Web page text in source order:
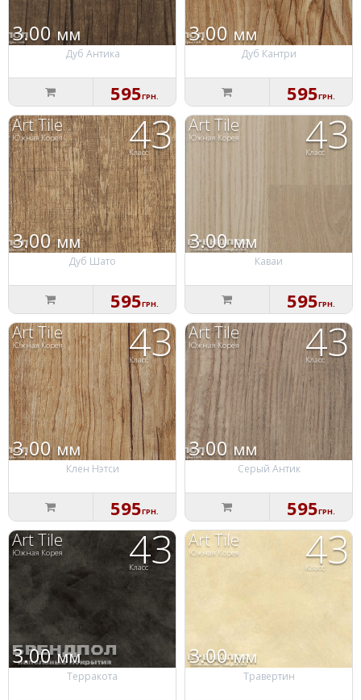
Дуб Антика
3.00мм
595ГРН.
Дуб Кантри
3.00мм
595ГРН.
Дуб Шато
43
Класс
Art Tile
Южная Корея
3.00мм
595ГРН.
Каваи
43
Класс
Art Tile
Южная Корея
3.00мм
595ГРН.
Клен Нэтси
43
Класс
Art Tile
Южная Корея
3.00мм
595ГРН.
Серый Антик
43
Класс
Art Tile
Южная Корея
3.00мм
595ГРН.
Терракота
43
Класс
Art Tile
Южная Корея
3.00мм
Травертин
43
Класс
Art Tile
Южная Корея
3.00мм